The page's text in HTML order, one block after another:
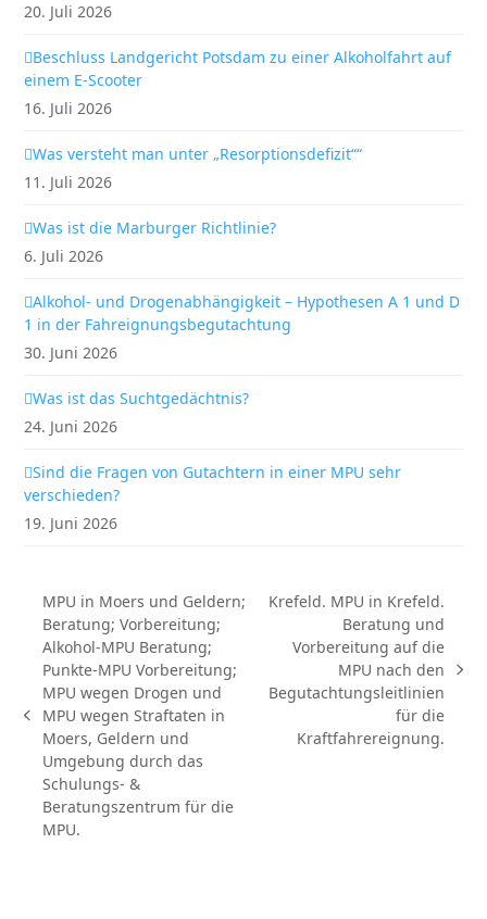
20. Juli 2026
Beschluss Landgericht Potsdam zu einer Alkoholfahrt auf
einem E-Scooter
16. Juli 2026
Was versteht man unter „Resorptionsdefizit““
11. Juli 2026
Was ist die Marburger Richtlinie?
6. Juli 2026
Alkohol- und Drogenabhängigkeit – Hypothesen A 1 und D
1 in der Fahreignungsbegutachtung
30. Juni 2026
Was ist das Suchtgedächtnis?
24. Juni 2026
Sind die Fragen von Gutachtern in einer MPU sehr
verschieden?
19. Juni 2026
vorheriger
Beitrag:
MPU in Moers und Geldern;
Beratung; Vorbereitung;
Alkohol-MPU Beratung;
Punkte-MPU Vorbereitung;
MPU wegen Drogen und
MPU wegen Straftaten in
Moers, Geldern und
Umgebung durch das
Schulungs- &
Beratungszentrum für die
MPU.
Beitrag:
Krefeld. MPU in Krefeld.
Beratung und
Vorbereitung auf die
MPU nach den
Begutachtungsleitlinien
für die
Kraftfahrereignung.